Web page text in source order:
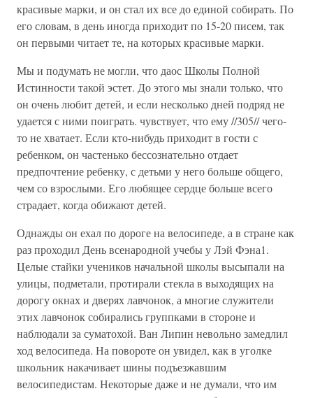
красивые марки, и он стал их все до единой собирать. По
его словам, в день иногда приходит по 15-20 писем, так
он первыми читает те, на которых красивые марки.
Мы и подумать не могли, что даос Школы Полной
Истинности такой эстет. До этого мы знали только, что
он очень любит детей, и если несколько дней подряд не
удается с ними поиграть. чувствует, что ему //305// чего-
то не хватает. Если кто-нибудь приходит в гости с
ребенком, он частенько бессознательно отдает
предпочтение ребенку, с детьми у него больше общего,
чем со взрослыми. Его любящее сердце больше всего
страдает, когда обижают детей.
Однажды он ехал по дороге на велосипеде, а в стране как
раз проходил День всенародной учебы у Лэй Фэна1.
Целые стайки учеников начальной школы высыпали на
улицы, подметали, протирали стекла в выходящих на
дорогу окнах и дверях лавчонок, а многие служители
этих лавчонок собирались группками в стороне и
наблюдали за суматохой. Ван Липин невольно замедлил
ход велосипеда. На повороте он увидел, как в уголке
школьник накачивает шины подъезжавшим
велосипедистам. Некоторые даже и не думали, что им